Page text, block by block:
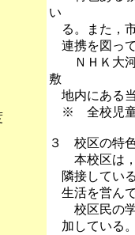
い
る。また，
連携を図って
ＮＨＫ大河
敷
地内にある当
※ 全校児
３ 校区の特
本校区は，
隣接している
生活を営ん
校区民の学
加している